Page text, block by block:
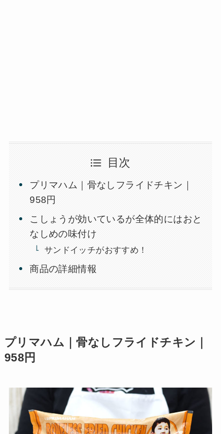
目次
プリマハム｜骨なしフライドチキン｜
958円
こしょうが効いているが全体的にはおと
なしめの味付け
サンドイッチがおすすめ！
商品の詳細情報
プリマハム｜骨なしフライドチキン｜
958円